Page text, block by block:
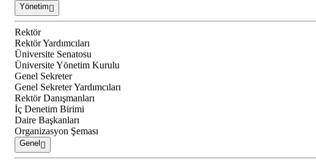
Yönetim
Rektör
Rektör Yardımcıları
Üniversite Senatosu
Üniversite Yönetim Kurulu
Genel Sekreter
Genel Sekreter Yardımcıları
Rektör Danışmanları
İç Denetim Birimi
Daire Başkanları
Organizasyon Şeması
Genel